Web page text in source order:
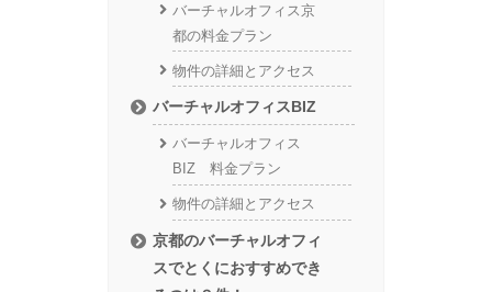
バーチャルオフィス京
都の料金プラン
物件の詳細とアクセス
バーチャルオフィスBIZ
バーチャルオフィス
BIZ 料金プラン
物件の詳細とアクセス
京都のバーチャルオフィ
スでとくにおすすめでき